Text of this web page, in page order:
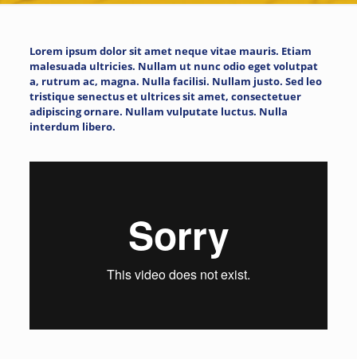
Lorem ipsum dolor sit amet neque vitae mauris. Etiam
malesuada ultricies. Nullam ut nunc odio eget volutpat
a, rutrum ac, magna. Nulla facilisi. Nullam justo. Sed leo
tristique senectus et ultrices sit amet, consectetuer
adipiscing ornare. Nullam vulputate luctus. Nulla
interdum libero.